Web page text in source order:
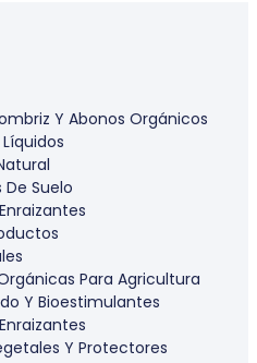
Y Abonos Orgánicos
Suelo
Para Agricultura
Y Bioestimulantes
Y Protectores